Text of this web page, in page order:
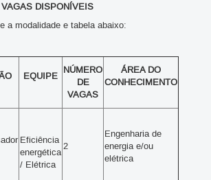
DISPONÍVEIS
a modalidade e tabela abaixo:
EQUIPE
NÚMERO
DE
VAGAS
ÁREA DO
CONHECIMENTO
Eficiência
energética
/ Elétrica
2
Engenharia de
energia e/ou
elétrica